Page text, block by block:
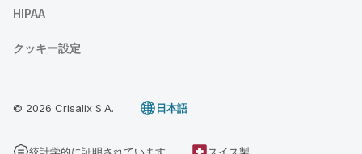
HIPAA
クッキー設定
© 2026 Crisalix S.A. 日本語
統計学的に証明されています スイス製